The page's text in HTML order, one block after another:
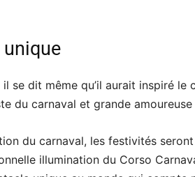
unique
se dit même qu’il aurait inspiré le
du carnaval et grande
du carnaval, les festivités
illumination du Corso